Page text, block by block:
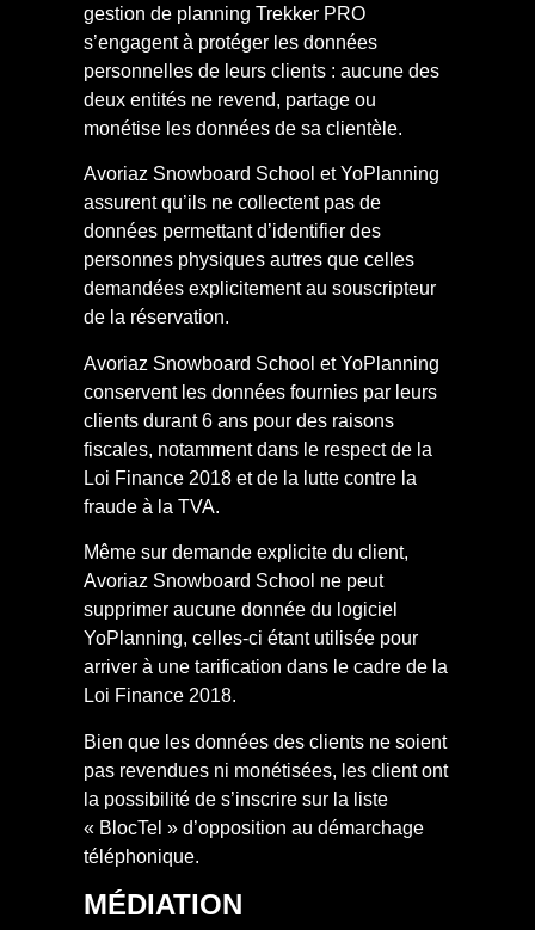
gestion de planning Trekker PRO
s’engagent à protéger les données
personnelles de leurs clients : aucune des
deux entités ne revend, partage ou
monétise les données de sa clientèle.
Avoriaz Snowboard School et YoPlanning
assurent qu’ils ne collectent pas de
données permettant d’identifier des
personnes physiques autres que celles
demandées explicitement au souscripteur
de la réservation.
Avoriaz Snowboard School et YoPlanning
conservent les données fournies par leurs
clients durant 6 ans pour des raisons
fiscales, notamment dans le respect de la
Loi Finance 2018 et de la lutte contre la
fraude à la TVA.
Même sur demande explicite du client,
Avoriaz Snowboard School ne peut
supprimer aucune donnée du logiciel
YoPlanning, celles-ci étant utilisée pour
arriver à une tarification dans le cadre de la
Loi Finance 2018.
Bien que les données des clients ne soient
pas revendues ni monétisées, les client ont
la possibilité de s’inscrire sur la liste
« BlocTel » d’opposition au démarchage
téléphonique.
MÉDIATION